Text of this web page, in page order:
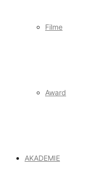
Filme
Award
AKADEMIE